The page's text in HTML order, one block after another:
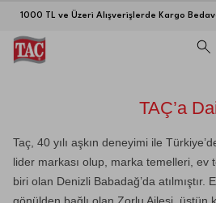
1000 TL ve Üzeri Alışverişlerde Kargo
TAÇ’a
Taç, 40 yılı aşkın deneyimi ile
lider markası olup, marka temelleri, ev
biri olan Denizli Babadağ’da atılmıştır.
gönülden bağlı olan Zorlu Ailesi, üstün